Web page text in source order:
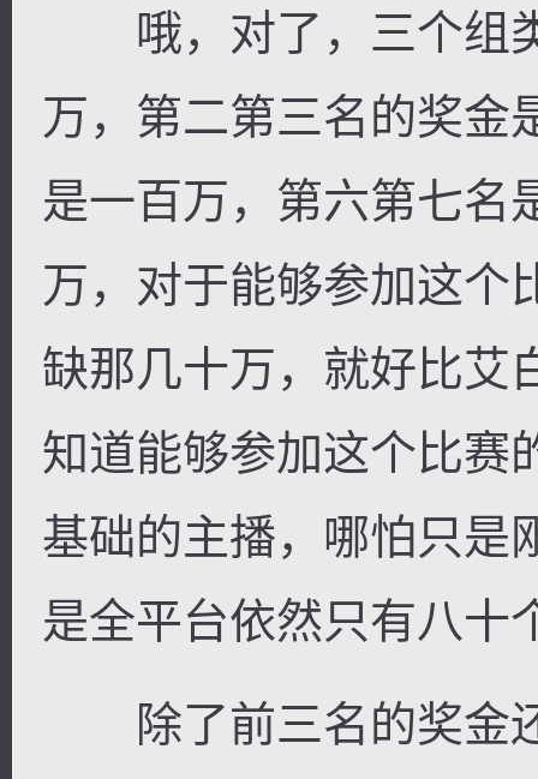
哦，对了，三个组
万，第二第三名的奖金
是一百万，第六第七名
万，对于能够参加这个
缺那几十万，就好比艾
知道能够参加这个比赛
基础的主播，哪怕只是
是全平台依然只有八十
除了前三名的奖金